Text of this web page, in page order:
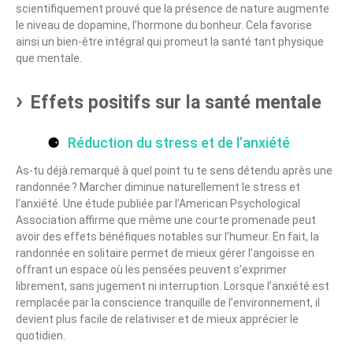
scientifiquement prouvé que la présence de nature augmente
le niveau de dopamine, l’hormone du bonheur. Cela favorise
ainsi un bien-être intégral qui promeut la santé tant physique
que mentale.
Effets positifs sur la santé mentale
Réduction du stress et de l’anxiété
As-tu déjà remarqué à quel point tu te sens détendu après une
randonnée ? Marcher diminue naturellement le stress et
l’anxiété. Une étude publiée par l’American Psychological
Association affirme que même une courte promenade peut
avoir des effets bénéfiques notables sur l’humeur. En fait, la
randonnée en solitaire permet de mieux gérer l’angoisse en
offrant un espace où les pensées peuvent s’exprimer
librement, sans jugement ni interruption. Lorsque l’anxiété est
remplacée par la conscience tranquille de l’environnement, il
devient plus facile de relativiser et de mieux apprécier le
quotidien.